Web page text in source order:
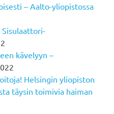
– Aalto-yliopistossa
Sisulaattori-
kävelyyn –
Helsingin yliopiston
täysin toimivia haiman